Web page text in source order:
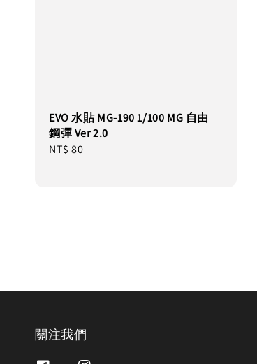
EVO 水貼 MG-190 1/100 MG 自由
鋼彈 Ver 2.0
Regular
NT$ 80
關注我們